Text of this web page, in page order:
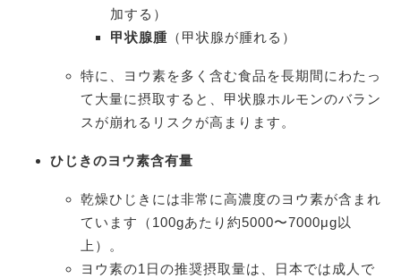
加する）
甲状腺腫 （甲状腺が腫れる）
特に、ヨウ素を多く含む食品を長期間にわたっ
て大量に摂取すると、甲状腺ホルモンのバラン
スが崩れるリスクが高まります。
ひじきのヨウ素含有量
乾燥ひじきには非常に高濃度のヨウ素が含まれ
ています（100gあたり約5000〜7000μg以
上）。
ヨウ素の1日の推奨摂取量は、日本では成人で